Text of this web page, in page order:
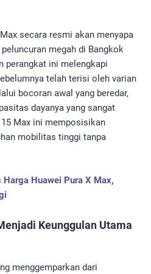
secara resmi akan menyapa
megah di Bangkok
perangkat ini melengkapi
telah terisi oleh varian
bocoran awal yang beredar,
dayanya yang sangat
Max ini memposisikan
mobilitas tinggi tanpa
Huawei Pura X Max,
Keunggulan Utama
menggemparkan dari